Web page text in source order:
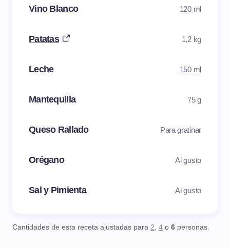
Vino Blanco 120 ml
Patatas 1,2 kg
Leche 150 ml
Mantequilla 75 g
Queso Rallado Para gratinar
Orégano Al gusto
Sal y Pimienta Al gusto
Cantidades de esta receta ajustadas para 2, 4 o 6 personas.